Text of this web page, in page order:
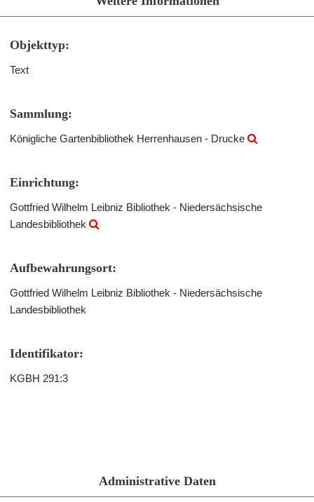
Objekttyp:
Text
Sammlung:
Königliche Gartenbibliothek Herrenhausen - Drucke
Einrichtung:
Gottfried Wilhelm Leibniz Bibliothek - Niedersächsische
Landesbibliothek
Aufbewahrungsort:
Gottfried Wilhelm Leibniz Bibliothek - Niedersächsische
Landesbibliothek
Identifikator:
KGBH 291:3
Administrative Daten